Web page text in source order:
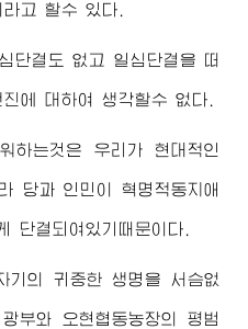
고 할수 있다.
단결도 없고 일심단결을 떠
에 대하여 생각할수 없다.
하는것은 우리가 현대적인
당과 인민이 혁명적동지애
단결되여있기때문이다.
기의 귀중한 생명을 서슴없
부와 오현협동농장의 평범